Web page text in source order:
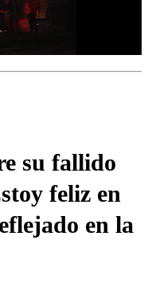
su fallido
feliz en
en la